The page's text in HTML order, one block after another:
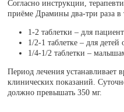
Согласно инструкции,
приёме Драмины два-три раза в
1-2 таблетки – для
1/2-1 таблетке – для детей
1/4-1/2 таблетки –
Период лечения устанавливает
клинических показаний.
должно превышать 350 мг.